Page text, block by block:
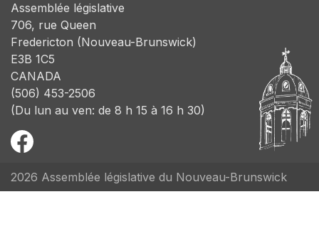
Assemblée législative
706, rue Queen
Fredericton (Nouveau-Brunswick)
E3B 1C5
CANADA
(506) 453-2506
(Du lun au ven: de 8 h 15 à 16 h 30)
2026 Assemblée législative du Nouveau-Brunswick